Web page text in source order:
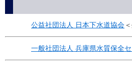
公益社団法人 日本下水道協会
一般社団法人 兵庫県水質保全